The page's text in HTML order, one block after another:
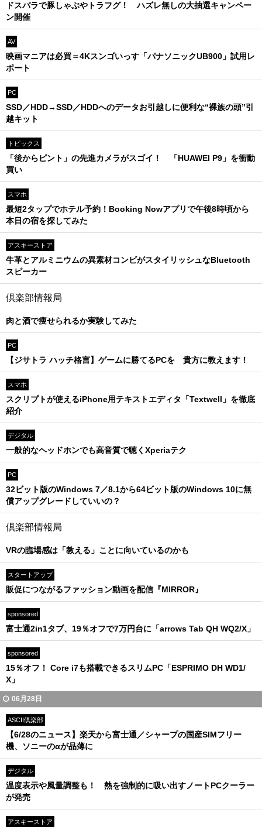
ドスパラで豚しゃぶやトラフグ！ ハズレ無しの大抽選キャンペー
ン開催
AV
映画マニアは必買＝4Kスンゴいっす「パナソニックUB900」試用レ
ポート
PC
SSD／HDD→SSD／HDDへのデータお引越しに便利な“裸族の頭”引
越キット
トピックス
「後からピント」の先進カメラがスゴイ！ 「HUAWEI P9」を衝動
買い
スマホ
最短2タップでホテル予約！Booking Nowアプリで午後8時頃から
本日の宿を探してみた
アスキーストア
牛革とアルミニウムの異素材コンビがスタイリッシュなBluetooth
スピーカー
倶楽部情報局
肉と酒で痩せられるか実験してみた
PC
【ジサトラ ハッチ格言】ゲームに勝てるPCを 貴方に教えます！
スマホ
スクリプトが使えるiPhone用テキストエディタ「Textwell」を徹底
紹介
デジタル
一般的なヘッドホンでも高音質で聴くXperiaテク
PC
32ビット版のWindows 7／8.1から64ビット版のWindows 10に無
償アップグレードしていいの？
倶楽部情報局
VRの臨場感は「教える」ことに向いているのかも
スタートアップ
販促につながるファッション動画を配信『MIRROR』
sponsored
富士通2in1タブ、19％オフで7万円台に「arrows Tab QH WQ2/X」
sponsored
15％オフ！ Core i7も搭載できるスリムPC「ESPRIMO DH WD1/
X」
06月28日
ASCII倶楽部
【6/28のニュース】楽天から富士通／シャープの国産SIMフリー
機、ソニーのαが品薄に
デジタル
温度表示や風量調整も！ 熱を強制的に吸い出すノートPCクーラー
が発売
アスキーストア